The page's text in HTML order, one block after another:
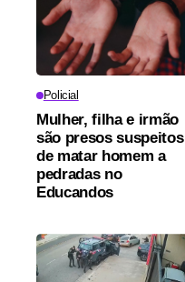
Policial
Mulher, filha e irmão
são presos suspeitos
de matar homem a
pedradas no
Educandos